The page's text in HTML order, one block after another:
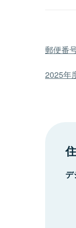
郵便番
2025年
デ